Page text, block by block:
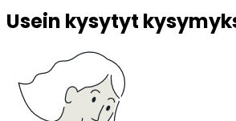
Usein kysytyt